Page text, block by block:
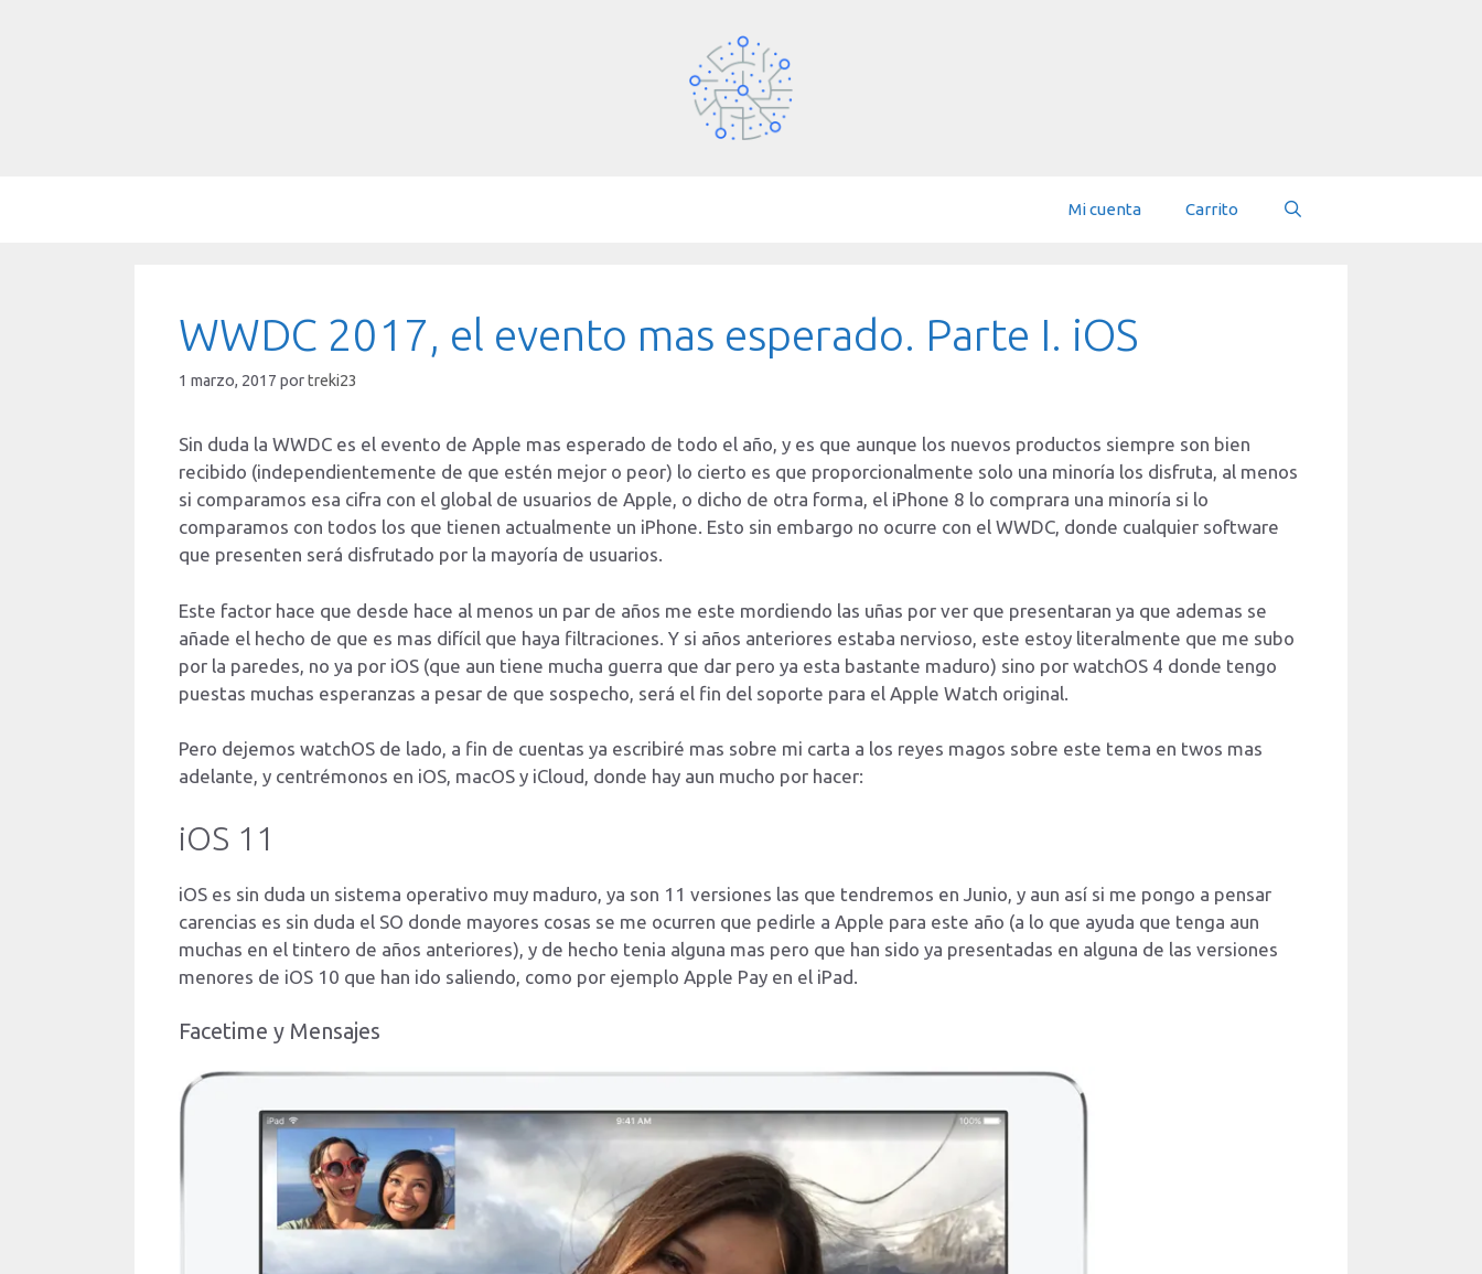
Mi cuenta Carrito
WWDC 2017, el evento mas esperado. Parte I. iOS
1 marzo, 2017 portreki23
Sin duda la WWDC es el evento de Apple mas esperado de todo el año, y es que aunque los nuevos productos siempre son bien
recibido (independientemente de que estén mejor o peor) lo cierto es que proporcionalmente solo una minoría los disfruta, al menos
si comparamos esa cifra con el global de usuarios de Apple, o dicho de otra forma, el iPhone 8 lo comprara una minoría si lo
comparamos con todos los que tienen actualmente un iPhone. Esto sin embargo no ocurre con el WWDC, donde cualquier software
que presenten será disfrutado por la mayoría de usuarios.
Este factor hace que desde hace al menos un par de años me este mordiendo las uñas por ver que presentaran ya que ademas se
añade el hecho de que es mas difícil que haya filtraciones. Y si años anteriores estaba nervioso, este estoy literalmente que me subo
por la paredes, no ya por iOS (que aun tiene mucha guerra que dar pero ya esta bastante maduro) sino por watchOS 4 donde tengo
puestas muchas esperanzas a pesar de que sospecho, será el fin del soporte para el Apple Watch original.
Pero dejemos watchOS de lado, a fin de cuentas ya escribiré mas sobre mi carta a los reyes magos sobre este tema en twos mas
adelante, y centrémonos en iOS, macOS y iCloud, donde hay aun mucho por hacer:
iOS 11
iOS es sin duda un sistema operativo muy maduro, ya son 11 versiones las que tendremos en Junio, y aun así si me pongo a pensar
carencias es sin duda el SO donde mayores cosas se me ocurren que pedirle a Apple para este año (a lo que ayuda que tenga aun
muchas en el tintero de años anteriores), y de hecho tenia alguna mas pero que han sido ya presentadas en alguna de las versiones
menores de iOS 10 que han ido saliendo, como por ejemplo Apple Pay en el iPad.
Facetime y Mensajes